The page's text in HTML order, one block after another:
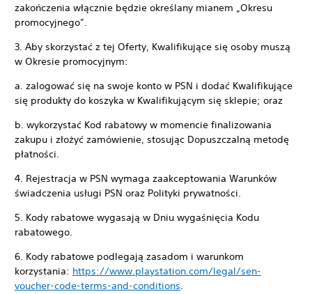
zakończenia włącznie będzie określany mianem „Okresu
promocyjnego”.
3. Aby skorzystać z tej Oferty, Kwalifikujące się osoby muszą
w Okresie promocyjnym:
a. zalogować się na swoje konto w PSN i dodać Kwalifikujące
się produkty do koszyka w Kwalifikującym się sklepie; oraz
b. wykorzystać Kod rabatowy w momencie finalizowania
zakupu i złożyć zamówienie, stosując Dopuszczalną metodę
płatności.
4. Rejestracja w PSN wymaga zaakceptowania Warunków
świadczenia usługi PSN oraz Polityki prywatności.
5. Kody rabatowe wygasają w Dniu wygaśnięcia Kodu
rabatowego.
6. Kody rabatowe podlegają zasadom i warunkom
korzystania: https://www.playstation.com/legal/sen-
voucher-code-terms-and-conditions.